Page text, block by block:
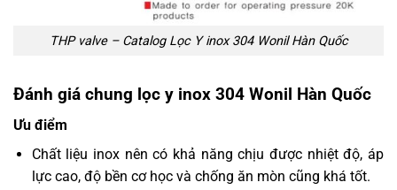
THP valve – Catalog Lọc Y inox 304 Wonil Hàn Quốc
Đánh giá chung lọc y inox 304 Wonil Hàn Quốc
Ưu điểm
Chất liệu inox nên có khả năng chịu được nhiệt độ, áp
lực cao, độ bền cơ học và chống ăn mòn cũng khá tốt.